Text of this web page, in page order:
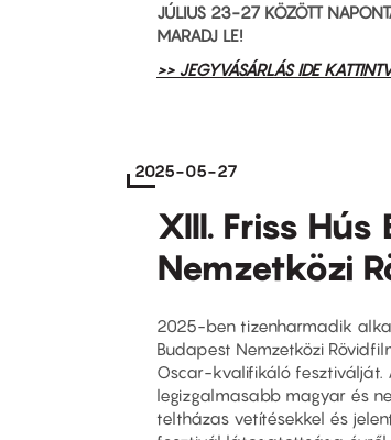
JÚLIUS 23-27 KÖZÖTT
MARADJ LE!
>> JEGYVÁSÁRLÁS IDE
2025-05-27
XIII. Friss
Nemzetközi
2025-ben tizenharmadik
Budapest Nemzetközi
Oscar-kvalifikáló fesztiválját.
legizgalmasabb magyar és
teltházas vetítésekkel és